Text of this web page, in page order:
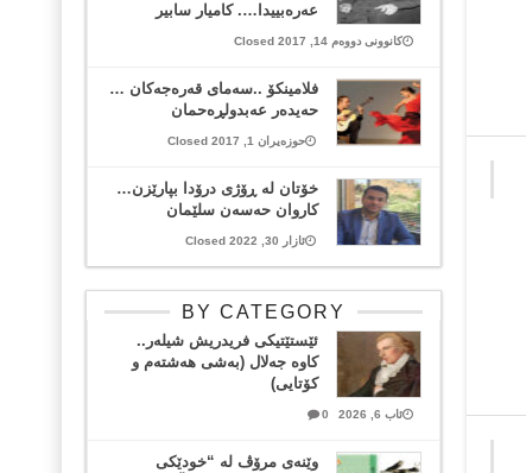
عەرەبییدا…. کامیار سابیر
کانوونی دووەم 14, 2017 Closed
فلامینكۆ ..سه‌مای قه‌ره‌جه‌كان …
حه‌یده‌ر عه‌بدولڕه‌حمان
حوزەیران 1, 2017 Closed
خۆتان لە ڕۆژی درۆدا بپارێزن…
کاروان حەسەن سلێمان
ئازار 30, 2022 Closed
BY CATEGORY
ئێستێتیکی فریدریش شیلەر..
کاوە جەلال (بەشی هەشتەم و
کۆتایی)
ئاب 6, 2026 0
وێنەی مرۆڤ لە “خودێکی